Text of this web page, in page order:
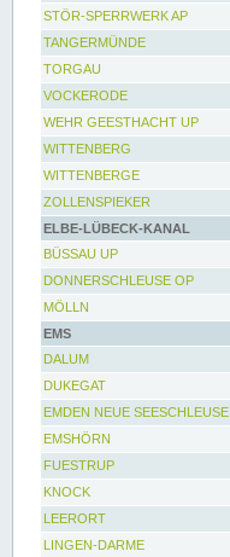
STÖR-SPERRWERK AP
TANGERMÜNDE
TORGAU
VOCKERODE
WEHR GEESTHACHT UP
WITTENBERG
WITTENBERGE
ZOLLENSPIEKER
ELBE-LÜBECK-KANAL
BÜSSAU UP
DONNERSCHLEUSE OP
MÖLLN
EMS
DALUM
DUKEGAT
EMDEN NEUE SEESCHLEUSE
EMSHÖRN
FUESTRUP
KNOCK
LEERORT
LINGEN-DARME